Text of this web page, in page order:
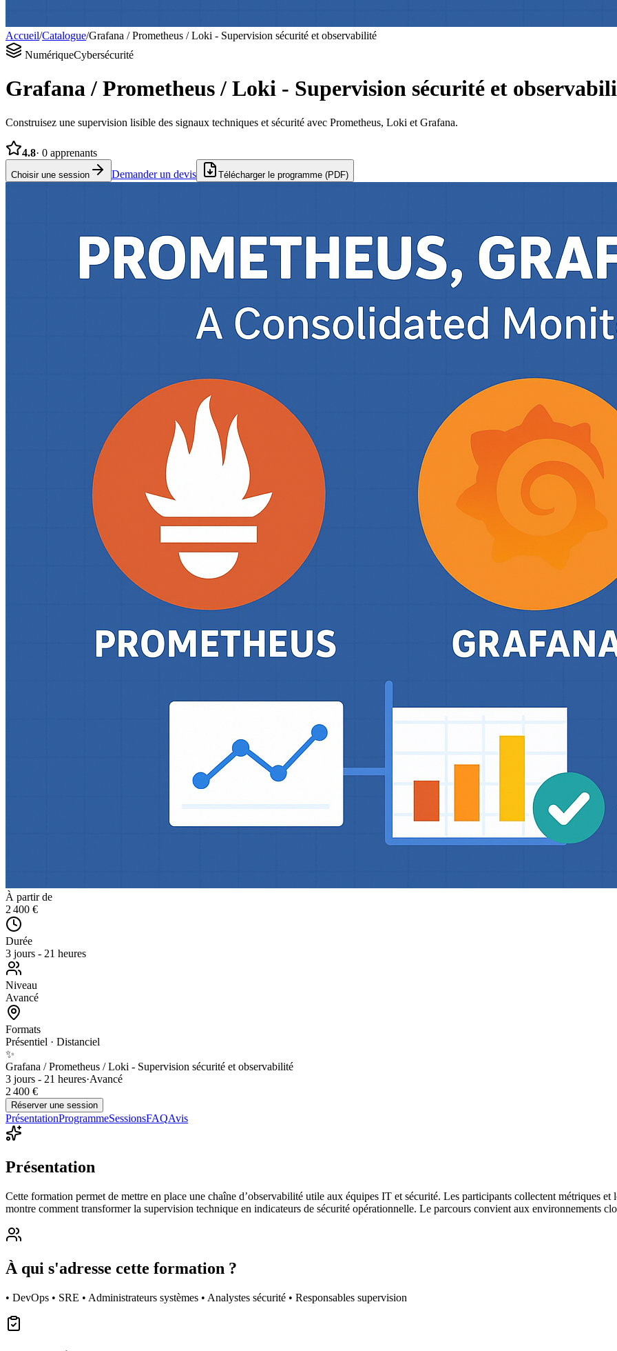
Accueil/Catalogue/Grafana / Prometheus / Loki - Supervision sécurité et observabilité
NumériqueCybersécurité
Grafana / Prometheus / Loki - Supervision sécurité et
Construisez une supervision lisible des signaux techniques et sécurité avec Prometheus, Loki et Grafana.
4.8· 0 apprenants
Choisir une session Demander un devis Télécharger le programme (PDF)
À partir de
2 400 €
Durée
3 jours - 21 heures
Niveau
Avancé
Formats
Présentiel · Distanciel
✨
Grafana / Prometheus / Loki - Supervision sécurité et observabilité
3 jours - 21 heures·Avancé
2 400 €
Réserver une session
PrésentationProgrammeSessionsFAQAvis
Présentation
Cette formation permet de mettre en place une chaîne d’observabilité utile aux équipes IT et sécurité. Les participants collectent métriques et
montre comment transformer la supervision technique en indicateurs de sécurité opérationnelle. Le parcours convient aux environnements
À qui s'adresse cette formation ?
• DevOps • SRE • Administrateurs systèmes • Analystes sécurité • Responsables supervision